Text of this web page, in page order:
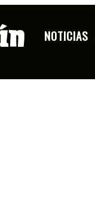
NOTICIAS